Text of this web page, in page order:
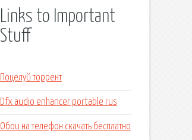
Links to Important
Stuff
Поцелуй торрент
Dfx audio enhancer portable rus
Обои на телефон скачать бесплатно